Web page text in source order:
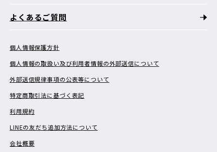
よくあるご質問
個人情報保護方針
個人情報の取扱い及び利用者情報の外部送信について
外部送信規律事項の公表等について
特定商取引法に基づく表記
利用規約
LINEの友だち追加方法について
会社概要